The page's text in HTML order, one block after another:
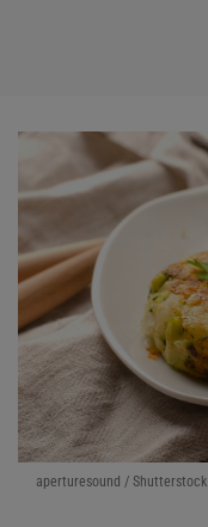
aperturesound / Shutterstock